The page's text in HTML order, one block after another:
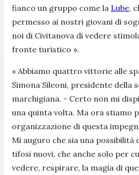
fianco un gruppo come la Lube,
permesso ai nostri giovani di
noi di Civitanova di vedere
fronte turistico ».
« Abbiamo quattro vittorie alle
Simona Sileoni, presidente della
marchigiana. - Certo non mi
una quinta volta. Ma ora stiamo
organizzazione di questa
Mi auguro che sia una possibilità
tifosi nuovi, che anche solo per
vedere, respirare, la magia di